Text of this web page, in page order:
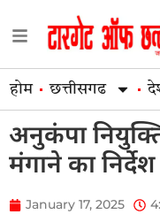
होम छत्तीसगढ
अनुकंपा
मंगाने का निर्देश
January 17, 2025